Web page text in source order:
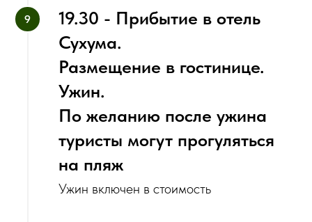
19.30 - Прибытие в отель
Сухума.
Размещение в гостинице.
Ужин.
По желанию после ужина
туристы могут прогуляться
на пляж
Ужин включен в стоимость